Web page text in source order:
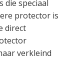
die speciaal
protector is
direct
verkleind